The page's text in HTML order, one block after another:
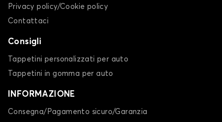
Privacy policy/Cookie policy
Contattaci
Consigli
Tappetini personalizzati per auto
Tappetini in gomma per auto
INFORMAZIONE
Consegna/Pagamento sicuro/Garanzia